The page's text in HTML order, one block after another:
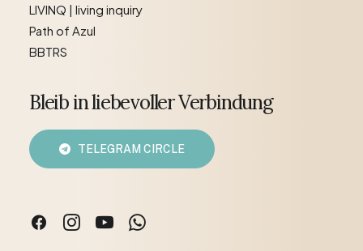
LIVINQ | living inquiry
Path of Azul
BBTRS
Bleib in liebevoller Verbindung
TELEGRAM CIRCLE